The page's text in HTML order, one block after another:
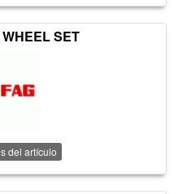
SET
del artículo